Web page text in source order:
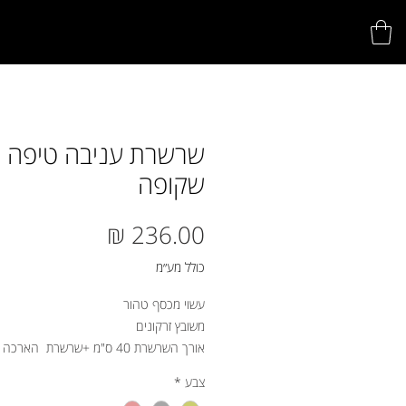
שרשרת עניבה טיפה
שקופה
כולל מע״מ
עשוי מכסף טהור
משובץ זרקונים
אורך השרשרת 40 ס"מ +שרשרת הארכה
צבע *